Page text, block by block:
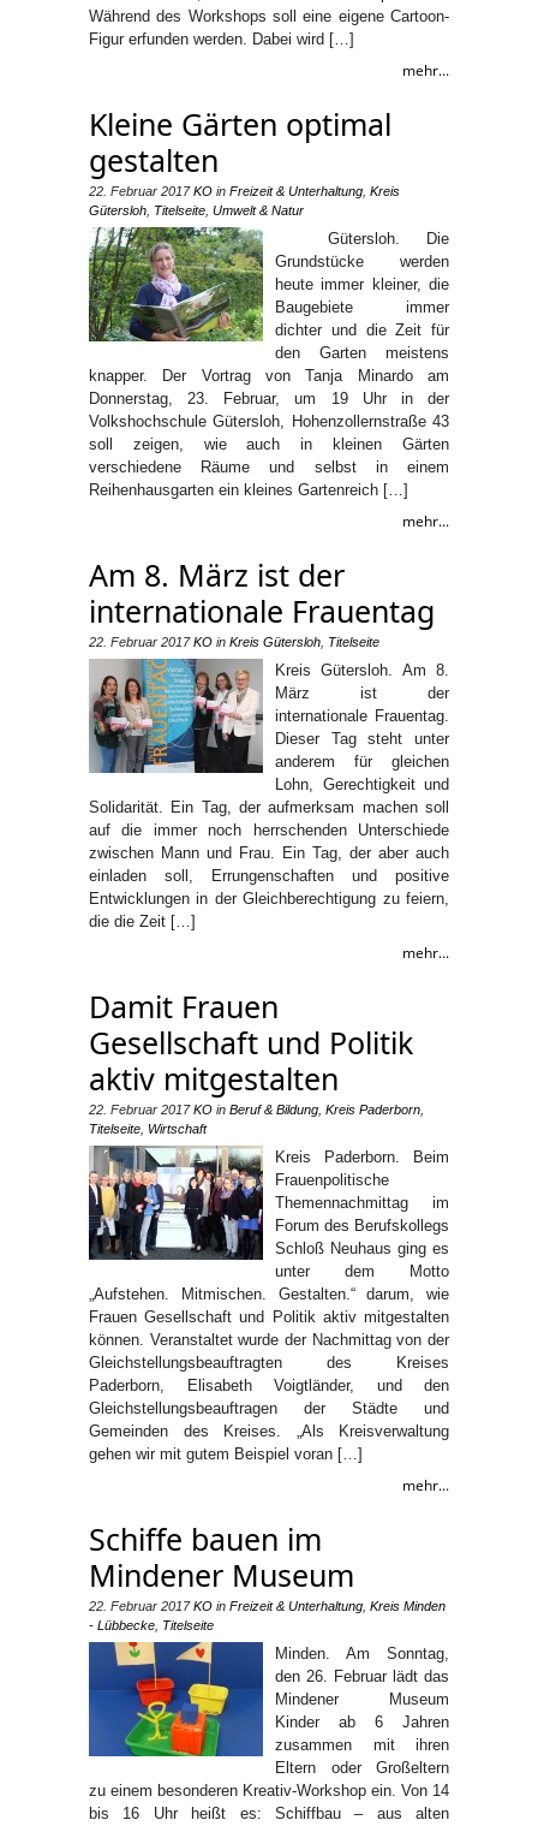
Während des Workshops soll eine eigene Cartoon-
Figur erfunden werden. Dabei wird […]
mehr...
Kleine Gärten optimal
gestalten
22. Februar 2017 KO in Freizeit & Unterhaltung Kreis
Gütersloh Titelseite Umwelt & Natur
Gütersloh. Die
Grundstücke werden
heute immer kleiner, die
Baugebiete immer
dichter und die Zeit für
den Garten meistens
knapper. Der Vortrag von Tanja Minardo am
Donnerstag, 23. Februar, um 19 Uhr in der
Volkshochschule Gütersloh, Hohenzollernstraße 43
soll zeigen, wie auch in kleinen Gärten
verschiedene Räume und selbst in einem
Reihenhausgarten ein kleines Gartenreich […]
mehr...
Am 8. März ist der
internationale Frauentag
22. Februar 2017 KO in Kreis Gütersloh Titelseite
Kreis Gütersloh. Am 8.
März ist der
internationale Frauentag.
Dieser Tag steht unter
anderem für gleichen
Lohn, Gerechtigkeit und
Solidarität. Ein Tag, der aufmerksam machen soll
auf die immer noch herrschenden Unterschiede
zwischen Mann und Frau. Ein Tag, der aber auch
einladen soll, Errungenschaften und positive
Entwicklungen in der Gleichberechtigung zu feiern,
die die Zeit […]
mehr...
Damit Frauen
Gesellschaft und Politik
aktiv mitgestalten
22. Februar 2017 KO in Beruf & Bildung Kreis Paderborn
Titelseite Wirtschaft
Kreis Paderborn. Beim
Frauenpolitische
Themennachmittag im
Forum des Berufskollegs
Schloß Neuhaus ging es
unter dem Motto
„Aufstehen. Mitmischen. Gestalten.“ darum, wie
Frauen Gesellschaft und Politik aktiv mitgestalten
können. Veranstaltet wurde der Nachmittag von der
Gleichstellungsbeauftragten des Kreises
Paderborn, Elisabeth Voigtländer, und den
Gleichstellungsbeauftragen der Städte und
Gemeinden des Kreises. „Als Kreisverwaltung
gehen wir mit gutem Beispiel voran […]
mehr...
Schiffe bauen im
Mindener Museum
22. Februar 2017 KO in Freizeit & Unterhaltung Kreis Minden
- Lübbecke Titelseite
Minden. Am Sonntag,
den 26. Februar lädt das
Mindener Museum
Kinder ab 6 Jahren
zusammen mit ihren
Eltern oder Großeltern
zu einem besonderen Kreativ-Workshop ein. Von 14
bis 16 Uhr heißt es: Schiffbau – aus alten